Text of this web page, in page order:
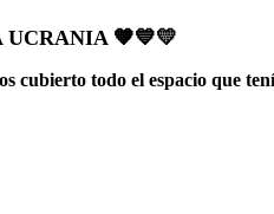
🧡💙💛
cubierto todo el espacio que